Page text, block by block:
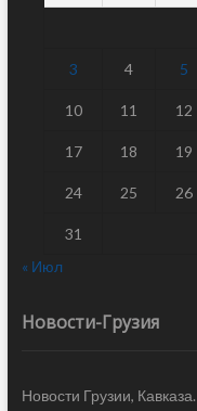
3 4 5
10 11 12
17 18 19
24 25 26
31
« Июл
Новости-Грузия
Новости Грузии,